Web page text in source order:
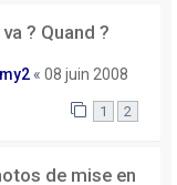
? Quand ?
« 08 juin 2008
1 2
de mise en